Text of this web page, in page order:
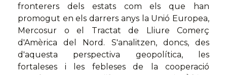
fronterers dels estats com els que han
promogut en els darrers anys la Unió Europea,
Mercosur o el Tractat de Lliure Comerç
d'Amèrica del Nord. S'analitzen, doncs, des
d'aquesta perspectiva geopolítica, les
fortaleses i les febleses de la cooperació